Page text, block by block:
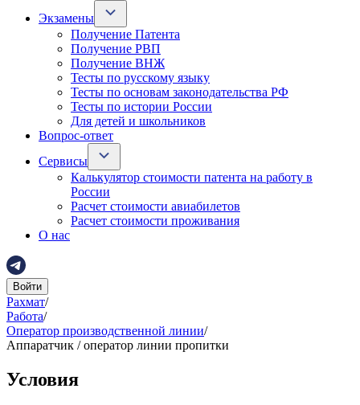
Экзамены
Получение Патента
Получение РВП
Получение ВНЖ
Тесты по русскому языку
Тесты по основам законодательства РФ
Тесты по истории России
Для детей и школьников
Вопрос-ответ
Сервисы
Калькулятор стоимости патента на работу в
России
Расчет стоимости авиабилетов
Расчет стоимости проживания
О нас
Войти
Рахмат/
Работа/
Оператор производственной линии/
Аппаратчик / оператор линии пропитки
Условия